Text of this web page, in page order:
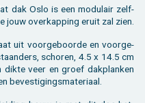
dak Oslo is een mo­du­lair zelf­
jouw over­kap­ping eruit zal zien.
uit voor­ge­boor­de en voor­ge­
scho­ren, 4.5 x 14.5 cm
dikte veer en groef dak­plan­ken
be­ves­ti­gings­ma­te­ri­aal.